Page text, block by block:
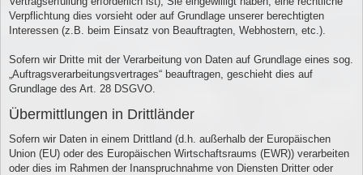
Verpflichtung dies vorsieht oder auf Grundlage unserer berechtigten
Interessen (z.B. beim Einsatz von Beauftragten, Webhostern, etc.).
Sofern wir Dritte mit der Verarbeitung von Daten auf Grundlage eines sog.
„Auftragsverarbeitungsvertrages“ beauftragen, geschieht dies auf
Grundlage des Art. 28 DSGVO.
Übermittlungen in Drittländer
Sofern wir Daten in einem Drittland (d.h. außerhalb der Europäischen
Union (EU) oder des Europäischen Wirtschaftsraums (EWR)) verarbeiten
oder dies im Rahmen der Inanspruchnahme von Diensten Dritter oder